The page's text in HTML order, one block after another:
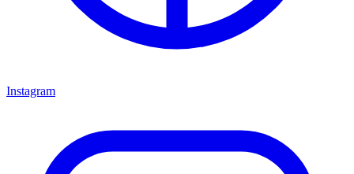
Instagram